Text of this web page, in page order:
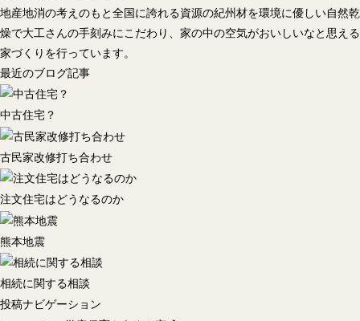
地産地消の考えのもと全国に誇れる資源の紀州材を環境に優しい自然乾
燥で大工さんの手刻みにこだわり、家の中の空気がおいしいなと思える
家づくりを行っています。
最近のブログ記事
中古住宅？
古民家改修打ち合わせ
注文住宅はどうなるのか
熊本地震
相続に関する相談
投稿ナビゲーション